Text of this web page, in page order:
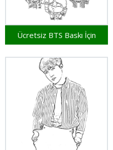
Ücretsiz BTS Baskı İçin